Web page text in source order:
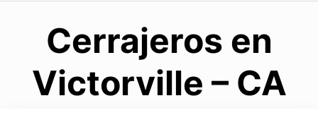
Cerrajeros en
Victorville – CA